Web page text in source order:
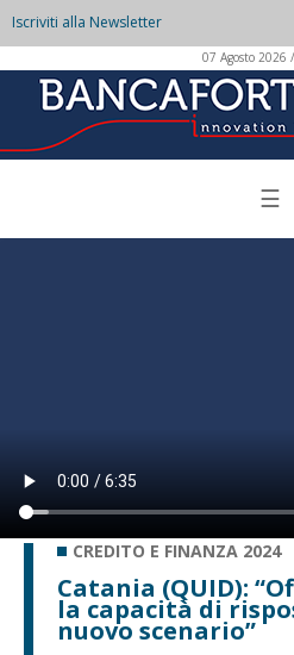
Iscriviti alla Newsletter
07 Agosto 2026
☰
CREDITO E FINANZA 2024
Catania (QUID):
la capacità di
nuovo scenario”